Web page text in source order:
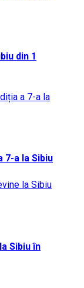
din 1
7-a la Sibiu
Sibiu în